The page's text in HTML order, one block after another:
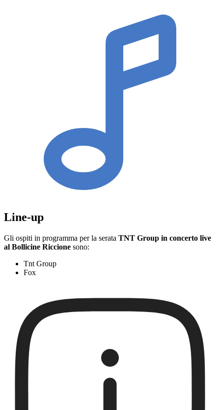
Line-up
Gli ospiti in programma per la serata TNT Group in concerto live
al Bollicine Riccione sono:
Tnt Group
Fox